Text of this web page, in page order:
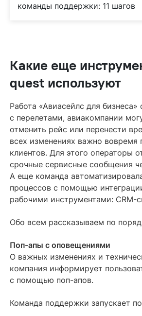
команды поддержки: 11 шагов
Какие еще
quest используют
Работа «Авиасейлс для бизнеса»
с перелетами, авиакомпании
отменить рейс или перенести
всех изменениях важно вовремя
клиентов. Для этого операторы
срочные сервисные сообщения
А еще команда
процессов с помощью
рабочими инструментами: CRM-
Обо всем рассказываем по
Поп-апы с оповещениями
О важных изменениях и
компания информирует
с помощью поп-апов.
Команда поддержки запускает